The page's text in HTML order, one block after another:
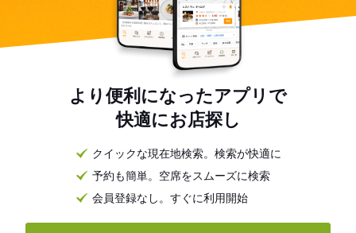
より便利になったアプリで
快適にお店探し
クイックな現在地検索。検索が快適に
予約も簡単。空席をスムーズに検索
会員登録なし。すぐに利用開始